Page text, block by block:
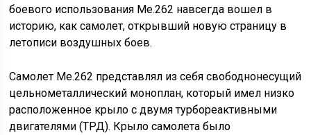
боевого использования Ме.262 навсегда вошел в
историю, как самолет, открывший новую страницу в
летописи воздушных боев.
Самолет Ме.262 представлял из себя свободнонесущий
цельнометаллический моноплан, который имел низко
расположенное крыло с двумя турбореактивными
двигателями (ТРД). Крыло самолета было